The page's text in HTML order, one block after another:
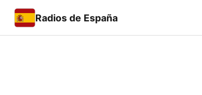
Radios de España